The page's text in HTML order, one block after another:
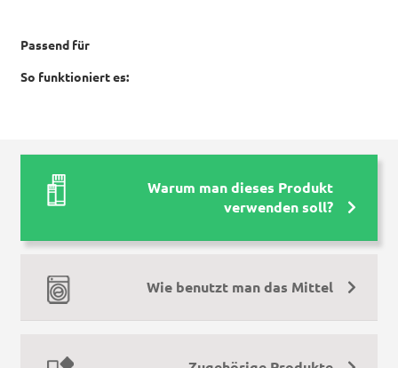
Passend für
So funktioniert es:
Warum man dieses Produkt
verwenden soll?
Wie benutzt man das Mittel